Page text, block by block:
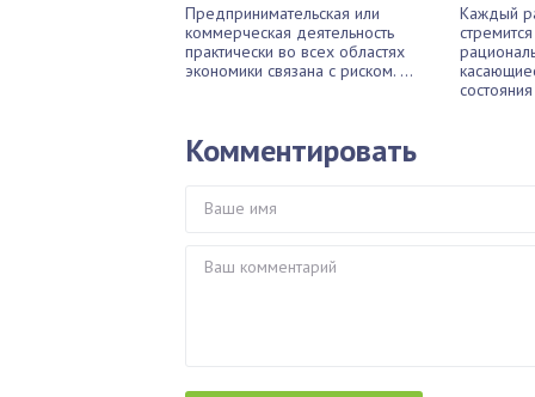
Предпринимательская или
коммерческая деятельность
практически во всех областях
экономики связана с риском. ...
Каждый
Комментировать